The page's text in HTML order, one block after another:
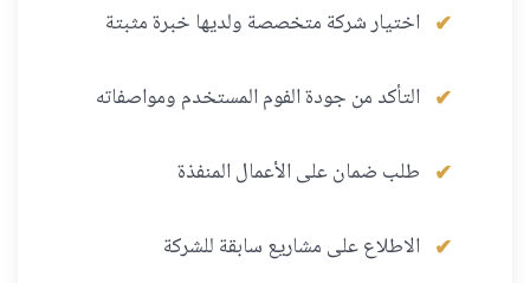
اختيار شركة متخصصة ولديها خبرة مثبتة
التأكد من جودة الفوم المستخدم ومواصفاته
طلب ضمان على الأعمال المنفذة
الاطلاع على مشاريع سابقة للشركة